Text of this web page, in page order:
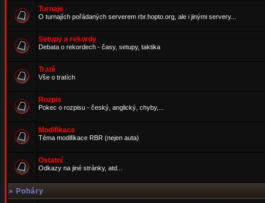
Turnaje
O turnajích pořádaných serverem rbr.hopto.org, ale i jinými servery...
Setupy a rekordy
Debata o rekordech - časy, setupy, taktika
Tratě
Vše o tratích
Rozpis
Pokec o rozpisu - český, anglický, chyby,...
Modifikace
Téma modifikace RBR (nejen auta)
Ostatní
Odkazy na jiné stránky, atd...
» Poháry